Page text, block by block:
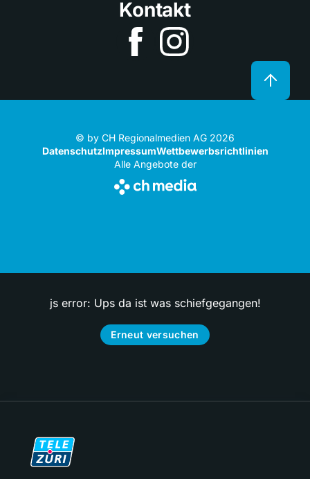
Kontakt
© by CH Regionalmedien AG 2026
DatenschutzImpressumWettbewerbsrichtlinien
Alle Angebote der
js error: Ups da ist was schiefgegangen!
Erneut versuchen